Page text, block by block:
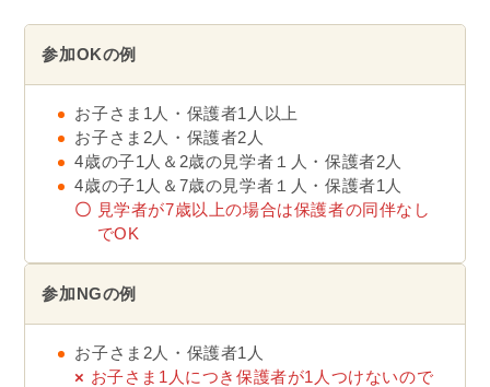
参加OKの例
お子さま1人・保護者1人以上
お子さま2人・保護者2人
4歳の子1人＆2歳の見学者１人・保護者2人
4歳の子1人＆7歳の見学者１人・保護者1人
〇 見学者が7歳以上の場合は保護者の同伴なし
でOK
参加NGの例
お子さま2人・保護者1人
× お子さま1人につき保護者が1人つけないので